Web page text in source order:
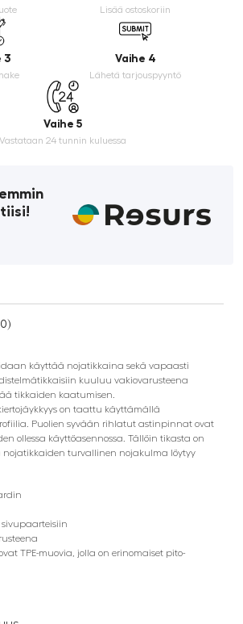
Lisää ostoskoriin
3 Vaihe 4
Lähetä tarjouspyyntö
Vaihe 5
Vastataan 24 tunnin kuluessa
käyttää nojatikkaina sekä vapaasti
kuuluu vakiovarusteena
tikkaiden kaatumisen.
on taattu käyttämällä
Puolien syvään rihlatut astinpinnat ovat
ollessa käyttöasennossa. Tällöin tikasta on
turvallinen nojakulma löytyy
TPE-muovia, jolla on erinomaiset pito-